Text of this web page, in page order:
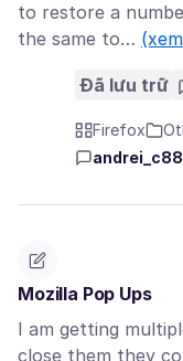
to restore a
the same to…
Đã lưu trữ
Firefox
Mozilla Pop Ups
I am getting
close them they